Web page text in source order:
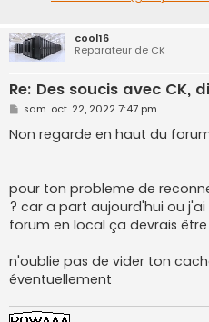
cool16
Reparateur de CK
Re: Des soucis avec CK,
M
s
s
sam. oct. 22, 2022 7:47 pm
Non regarde en haut du
pour ton probleme de
? car a part aujourd'hui ou
forum en local ça devrais
n'oublie pas de vider ton
éventuellement